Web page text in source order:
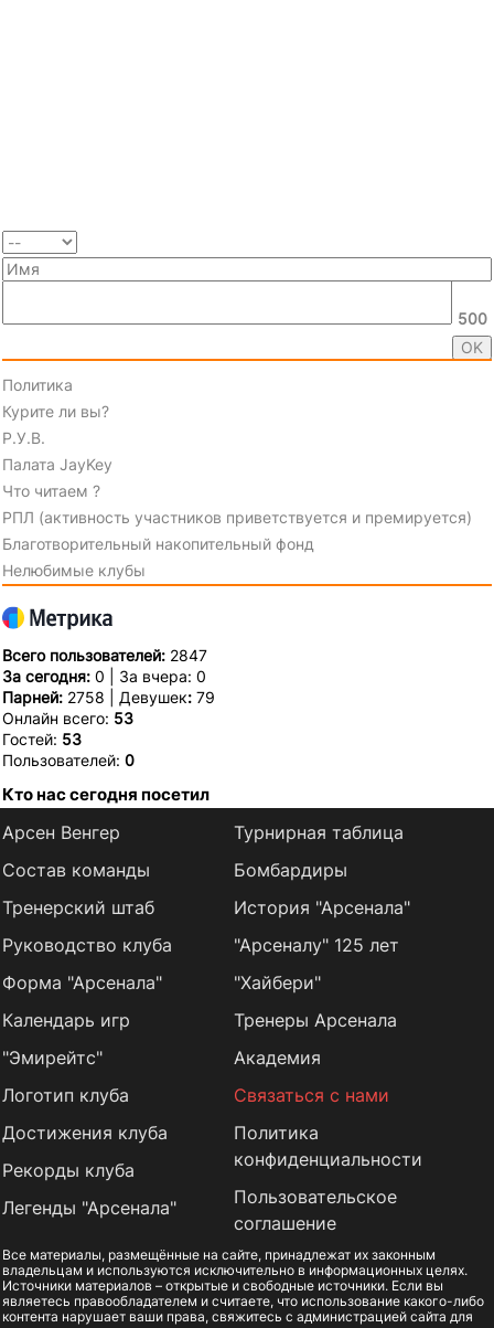
500
Политика
Курите ли вы?
Р.У.В.
Палата JayKey
Что читаем ?
РПЛ (активность участников приветствуется и премируется)
Благотворительный накопительный фонд
Нелюбимые клубы
Всего пользователей: 2847
За сегодня: 0 | За вчера: 0
Парней: 2758 | Девушек: 79
Онлайн всего: 53
Гостей: 53
Пользователей: 0
Кто нас сегодня посетил
Арсен Венгер
Состав команды
Тренерский штаб
Руководство клуба
Форма "Арсенала"
Календарь игр
Турнирная таблица
Бомбардиры
История "Арсенала"
"Арсеналу" 125 лет
"Хайбери"
Тренеры Арсенала
"Эмирейтс"
Логотип клуба
Достижения клуба
Рекорды клуба
Легенды "Арсенала"
Академия
Связаться с нами
Политика
конфиденциальности
Пользовательское
соглашение
Все материалы, размещённые на сайте, принадлежат их законным
владельцам и используются исключительно в информационных целях.
Источники материалов – открытые и свободные источники. Если вы
являетесь правообладателем и считаете, что использование какого-либо
контента нарушает ваши права, свяжитесь с администрацией сайта для